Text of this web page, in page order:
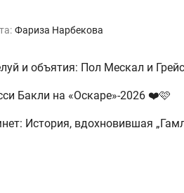
Фариза Нарбекова
и объятия: Пол Мескал и
Бакли на «Оскаре»-2026 ❤️🩷
История, вдохновившая